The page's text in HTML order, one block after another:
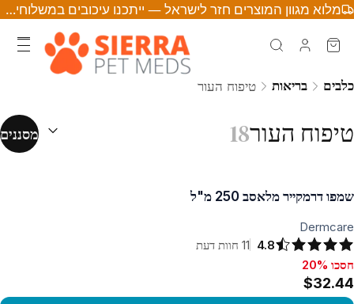
מלוא מגוון המוצרים חזר לישראל — ייתכנו עיכובים במשלוחים • לחצו לפרטים
כלבים בריאות טיפוח העור
טיפוח העור18 מיון לפי:
מסננים
שמפו דרמקייר מלאסב 250 מ"ל
Dermcare
4.8
11 חוות דעת
חסכו 20%, $32.44
חסכו 20%
$32.44